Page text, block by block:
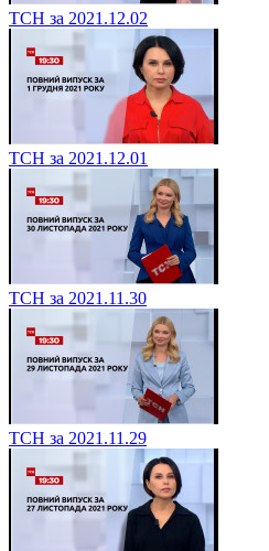
ТСН за 2021.12.02
ТСН за 2021.12.01
ТСН за 2021.11.30
ТСН за 2021.11.29